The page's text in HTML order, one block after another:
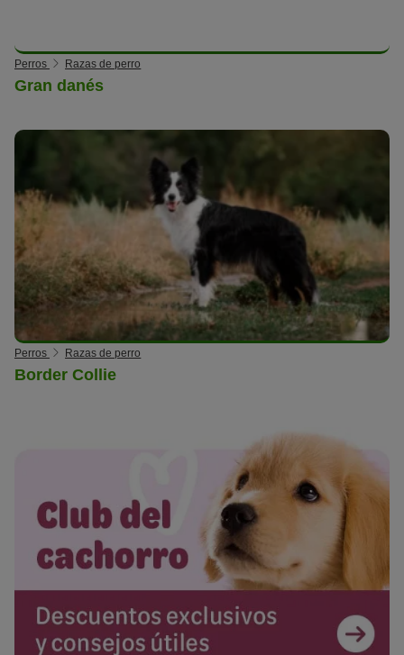
Perros Razas de perro
Gran danés
Perros Razas de perro
Border Collie